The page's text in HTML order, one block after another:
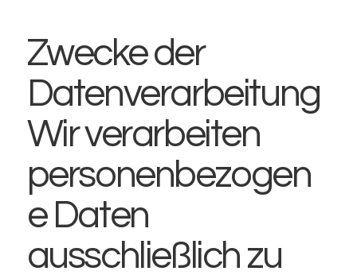
Zwecke der
Datenverarbeitung
Wir verarbeiten
personenbezogen
e Daten
ausschließlich zu